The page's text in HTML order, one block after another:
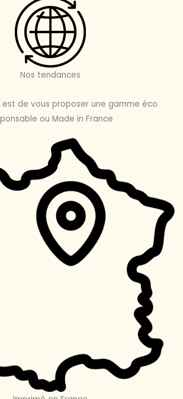
Nos tendances
de vous proposer une gamme éco
ou Made in France